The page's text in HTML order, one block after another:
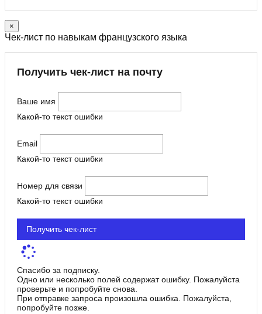
×
Чек-лист по навыкам французского языка
Получить чек-лист на почту
Ваше имя
Какой-то текст ошибки
Email
Какой-то текст ошибки
Номер для связи
Какой-то текст ошибки
Получить чек-лист
Спасибо за подписку.
Одно или несколько полей содержат ошибку. Пожалуйста
проверьте и попробуйте снова.
При отправке запроса произошла ошибка. Пожалуйста,
попробуйте позже.